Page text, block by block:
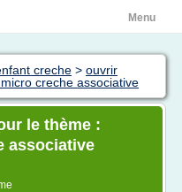
Menu
creche > ouvrir
creche associative
le thème :
associative